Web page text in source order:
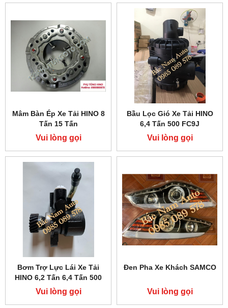
Mâm Bàn Ép Xe Tải HINO 8
Tấn 15 Tấn
Vui lòng gọi
Bầu Lọc Gió Xe Tải HINO
6,4 Tấn 500 FC9J
Vui lòng gọi
Bơm Trợ Lực Lái Xe Tải
HINO 6,2 Tấn 6,4 Tấn 500
FC
Vui lòng gọi
Đen Pha Xe Khách SAMCO
Vui lòng gọi